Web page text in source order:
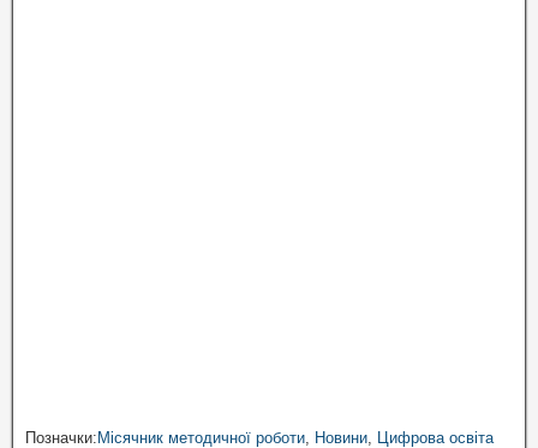
Позначки:Місячник методичної роботи Новини Цифрова освіта